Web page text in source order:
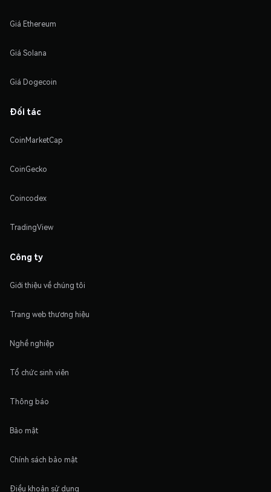
Giá Ethereum
Giá Solana
Giá Dogecoin
Đối tác
CoinMarketCap
CoinGecko
Coincodex
TradingView
Công ty
Giới thiệu về chúng tôi
Trang web thương hiệu
Nghề nghiệp
Tổ chức sinh viên
Thông báo
Bảo mật
Chính sách bảo mật
Điều khoản sử dụng